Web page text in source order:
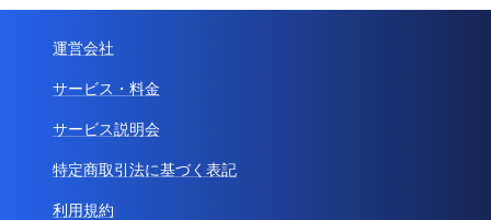
運営会社
サービス・料金
サービス説明会
特定商取引法に基づく表記
利用規約